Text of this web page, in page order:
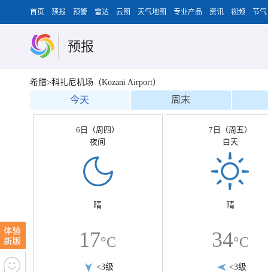
首页 预报 预警 雷达 云图 天气地图 专业产品 资讯 视频 节气
预报
希腊>科扎尼机场（Kozani Airport）
今天 周末
6日（周四）
夜间
晴
17°C
<3级
7日（周五）
白天
晴
34°C
<3级